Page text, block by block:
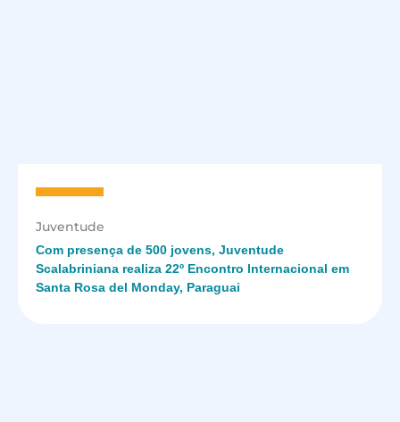
Juventude
Com presença de 500 jovens, Juventude
Scalabriniana realiza 22º Encontro Internacional em
Santa Rosa del Monday, Paraguai